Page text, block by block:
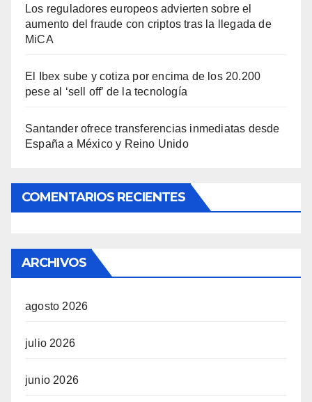
Los reguladores europeos advierten sobre el
aumento del fraude con criptos tras la llegada de
MiCA
El Ibex sube y cotiza por encima de los 20.200
pese al ‘sell off’ de la tecnología
Santander ofrece transferencias inmediatas desde
España a México y Reino Unido
COMENTARIOS RECIENTES
ARCHIVOS
agosto 2026
julio 2026
junio 2026